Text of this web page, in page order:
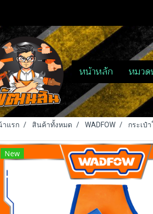
หน้าหลัก หมว
าแรก สินค้าทั้งหมด WADFOW กระเป๋
New